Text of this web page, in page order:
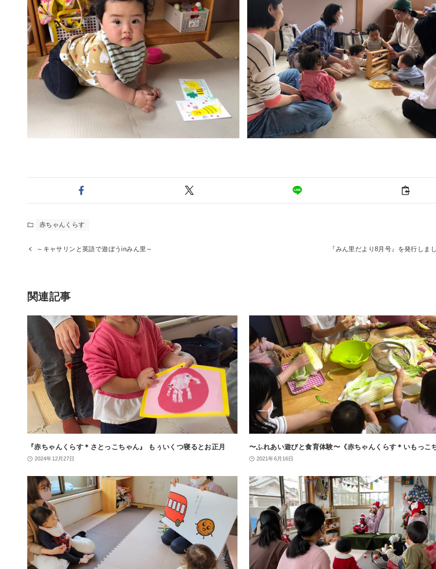
赤ちゃんくらす
～キャサリンと英語で遊ぼうinみん里～ 『みん里だより8月号』を発行しま
関連記事
『赤ちゃんくらす＊さとっこちゃん』 もぅいくつ寝るとお正月
2024年12月27日
〜ふれあい遊びと食育体験〜《赤ちゃんくらす＊いもっこ
2021年6月16日